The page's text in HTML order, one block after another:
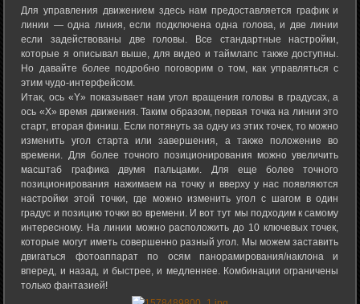
Для управления движением здесь нам предоставляется график и
линии — одна линия, если подключена одна голова, и две линии
если задействованы две головы. Все стандартные настройки,
которые я описывал выше, для видео и таймлапс также доступны.
Но давайте более подробно поговорим о том, как управляться с
этим чудо-интерфейсом.
Итак, ось «Y» показывает нам угол вращения головы в градусах, а
ось «X» время движения. Таким образом, первая точка на линии это
старт, вторая финиш. Если потянуть за одну из этих точек, то можно
изменить угол старта или завершения, а также положение во
времени. Для более точного позиционирования можно увеличить
масштаб графика двумя пальцами. Для еще более точного
позиционирования нажимаем на точку и вверху у нас появляются
настройки этой точки, где можно изменить угол с шагом в один
градус и позицию точки во времени. И вот тут мы подходим к самому
интересному. На линии можно расположить до 10 ключевых точек,
которые могут иметь совершенно разный угол. Мы можем заставить
двигаться фотоаппарат по осям панорамирования/наклона и
вперед, и назад, и быстрее, и медленнее. Комбинации ограничены
только фантазией!